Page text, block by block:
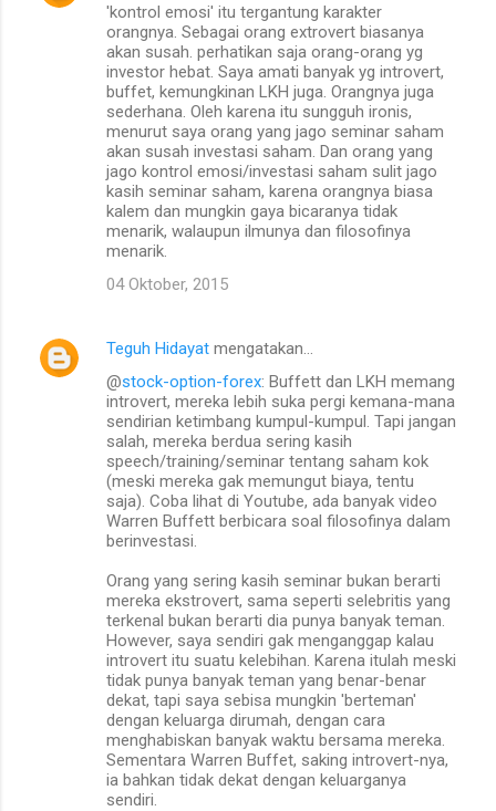
'kontrol emosi' itu tergantung karakter
orangnya. Sebagai orang extrovert biasanya
akan susah. perhatikan saja orang-orang yg
investor hebat. Saya amati banyak yg introvert,
buffet, kemungkinan LKH juga. Orangnya juga
sederhana. Oleh karena itu sungguh ironis,
menurut saya orang yang jago seminar saham
akan susah investasi saham. Dan orang yang
jago kontrol emosi/investasi saham sulit jago
kasih seminar saham, karena orangnya biasa
kalem dan mungkin gaya bicaranya tidak
menarik, walaupun ilmunya dan filosofinya
menarik.
04 Oktober, 2015
Teguh Hidayat mengatakan…
@stock-option-forex: Buffett dan LKH memang
introvert, mereka lebih suka pergi kemana-mana
sendirian ketimbang kumpul-kumpul. Tapi jangan
salah, mereka berdua sering kasih
speech/training/seminar tentang saham kok
(meski mereka gak memungut biaya, tentu
saja). Coba lihat di Youtube, ada banyak video
Warren Buffett berbicara soal filosofinya dalam
berinvestasi.
Orang yang sering kasih seminar bukan berarti
mereka ekstrovert, sama seperti selebritis yang
terkenal bukan berarti dia punya banyak teman.
However, saya sendiri gak menganggap kalau
introvert itu suatu kelebihan. Karena itulah meski
tidak punya banyak teman yang benar-benar
dekat, tapi saya sebisa mungkin 'berteman'
dengan keluarga dirumah, dengan cara
menghabiskan banyak waktu bersama mereka.
Sementara Warren Buffet, saking introvert-nya,
ia bahkan tidak dekat dengan keluarganya
sendiri.